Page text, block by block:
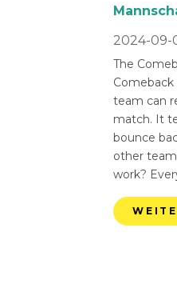
2024-09-
The
team can
match. It
bounce
other
work?